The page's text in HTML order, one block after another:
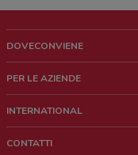
DOVECONVIENE
Chi siamo
Lavora con noi
PER LE AZIENDE
Richieste commerciali e
INTERNATIONAL
CONTATTI